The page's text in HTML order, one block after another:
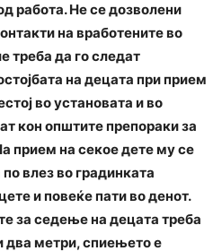
работа. Не се дозволени
на вработените во
треба да го следат
на децата при прием
во установата и во
кон општите препораки за
прием на секое дете му се
влез во градинката
и повеќе пати во денот.
за седење на децата треба
два метри, спиењето е